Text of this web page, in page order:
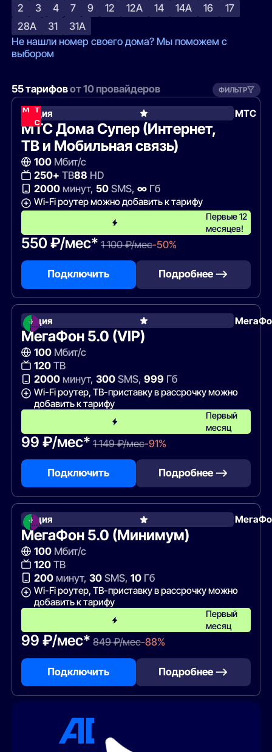
2
3 4 7 9 12 12А 14 14А 16
17
28А
31
31А
Не нашли номер своего дома? Мы поможем с
выбором
55 тарифовот 10 провайдеров ФИЛЬТР
Акция МТС
МТС Дома Супер (Интернет,
ТВ и Мобильная связь)
100Мбит/с
250+ ТВ88 HD
2000минут, 50SMS, ∞Гб
Wi-Fi роутер можно добавить к тарифу
Первые 12
месяцев!
550 ₽/мес* 1 100 ₽/мес-50%
Подключить Подробнее —>
Акция
МегаФон 5.0 (VIP)
100Мбит/с
120ТВ
2000минут, 300SMS, 999 Гб
Wi-Fi роутер, ТВ-приставку в рассрочку можно
добавить к тарифу
Первый
месяц
99 ₽/мес* 1 149 ₽/мес-91%
Подключить Подробнее —>
Акция
МегаФон 5.0 (Минимум)
100Мбит/с
120ТВ
200минут, 30SMS, 10Гб
Wi-Fi роутер, ТВ-приставку в рассрочку можно
добавить к тарифу
Первый
месяц
99 ₽/мес* 849 ₽/мес-88%
Подключить Подробнее —>